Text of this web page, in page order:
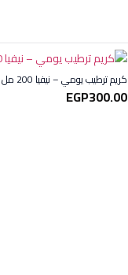
كريم ترطيب يومي – نيفيا 200 مل
EGP300.00